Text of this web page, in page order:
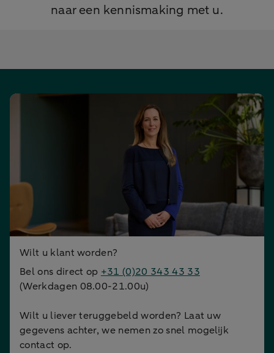
naar een kennismaking met u.
Wilt u klant worden?
Bel ons direct op +31 (0)20 343 43 33
(Werkdagen 08.00-21.00u)
Wilt u liever teruggebeld worden? Laat uw
gegevens achter, we nemen zo snel mogelijk
contact op.